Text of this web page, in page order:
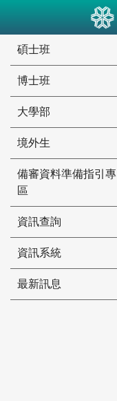
碩士班
博士班
大學部
境外生
備審資料準備指引專
區
資訊查詢
資訊系統
最新訊息